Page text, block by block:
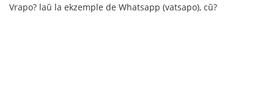
Vrapo? laŭ la ekzemple de Whatsapp (vatsapo), cŭ?